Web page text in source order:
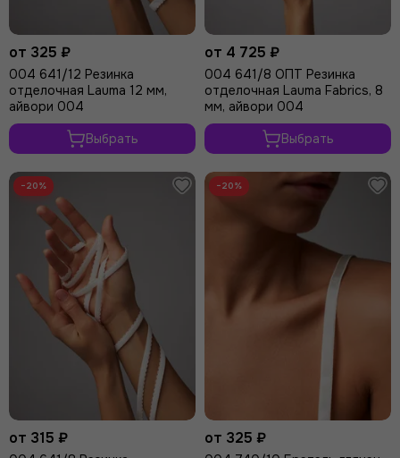
от 325 ₽
004 641/12 Резинка
отделочная Lauma 12 мм,
айвори 004
Выбрать
от 4 725 ₽
004 641/8 ОПТ Резинка
отделочная Lauma Fabrics, 8
мм, айвори 004
Выбрать
−20%
от 315 ₽
−20%
от 325 ₽